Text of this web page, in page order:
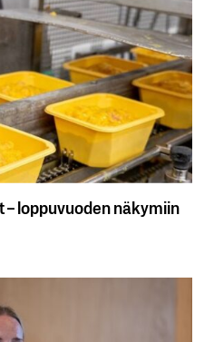
loppuvuoden näkymiin